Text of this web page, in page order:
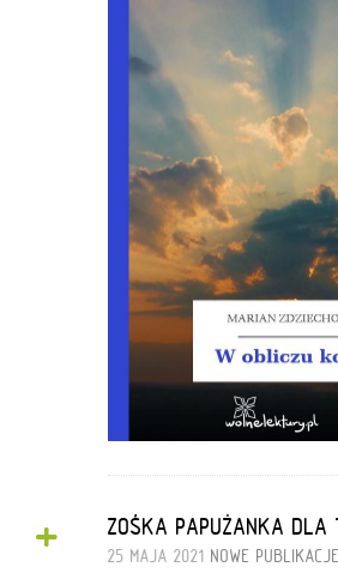
+ ZOŚKA PAPUŻANKA DLA
25 MAJA 2021 NOWE PUBLIKACJE